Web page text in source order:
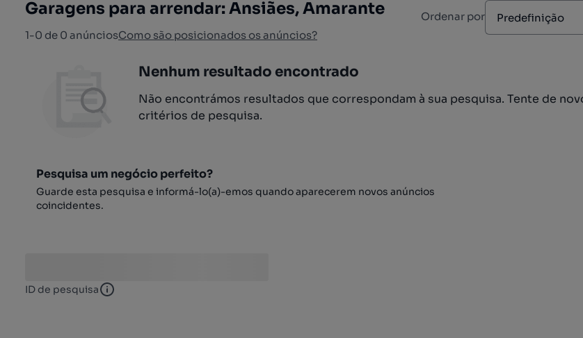
Garagens para arrendar: Ansiães, Amarante
1-0 de 0 anúnciosComo são posicionados os anúncios?
Ordenar por Predefinição
Nenhum resultado encontrado
Não encontrámos resultados que correspondam à sua pesquisa. Tente de
critérios de pesquisa.
Pesquisa um negócio perfeito?
Guarde esta pesquisa e informá-lo(a)-emos quando aparecerem novos anúncios
coincidentes.
ID de pesquisa ID de pesquisa